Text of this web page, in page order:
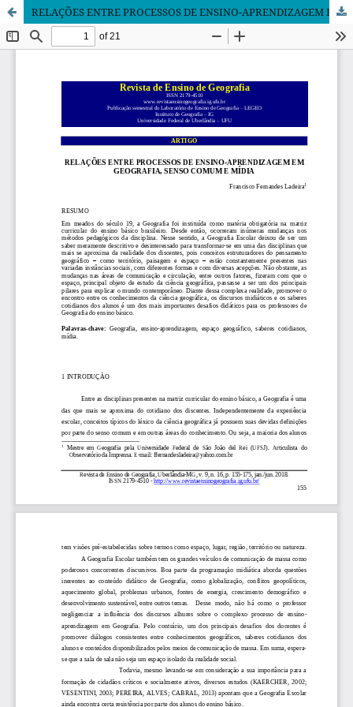
RELAÇÕES ENTRE PROCESSOS DE ENSINO-APRENDIZAGEM EM GEOGRAFIA, SENSO COMUM E MÍDIA